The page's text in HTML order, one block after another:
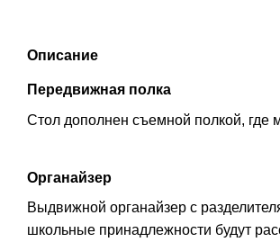
Описание
Передвижная полка
Стол дополнен съемной полкой, где
Органайзер
Выдвижной органайзер с
школьные принадлежности будут